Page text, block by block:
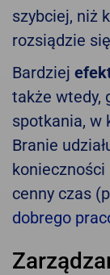
szybciej, niż
rozsiądzie
Bardziej
także wtedy,
spotkania, w
Branie
cenny czas
dobrego